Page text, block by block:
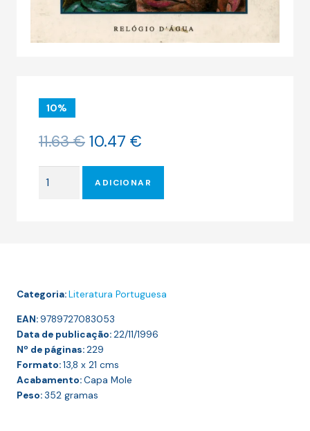
10%
11.63€ O
original
era:
11.63 €.
10.47 €
atual
é:
10.47 €.
ME
DIZER
ADICIONAR
Categoria:Literatura Portuguesa
EAN:9789727083053
Data de publicação:22/11/1996
Nº de páginas:229
Formato:13,8 x 21 cms
Acabamento:Capa Mole
Peso:352 gramas